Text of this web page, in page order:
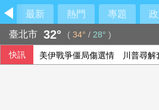
最新 熱門 專題
臺北市 32° ( 34° / 28° )
快訊 美伊戰爭僵局傷選情 川普尋解